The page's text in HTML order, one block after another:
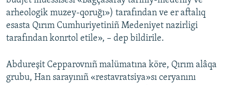
arheologik muzey-qoruğı») tarafından ve er aftalıq
esasta Qırım Cumhuriyetiniñ Medeniyet nazirligi
tarafından konrtol etile», – dep bildirile.
Abdureşit Cepparovnıñ malümatına köre, Qırım alâqa
grubu, Han sarayınıñ «restavratsiya»sı ceryanını